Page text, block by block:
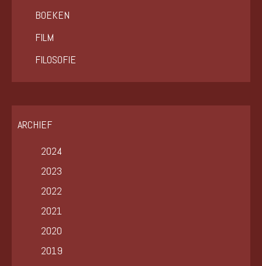
BOEKEN
FILM
FILOSOFIE
ARCHIEF
2024
2023
2022
2021
2020
2019